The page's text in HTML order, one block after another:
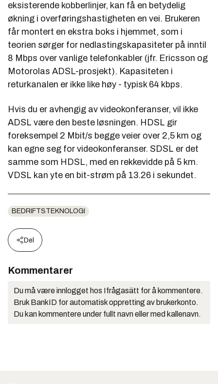
eksisterende kobberlinjer, kan få en betydelig
økning i overføringshastigheten en vei. Brukeren
får montert en ekstra boks i hjemmet, som i
teorien sørger for nedlastingskapasiteter på inntil
8 Mbps over vanlige telefonkabler (jfr. Ericsson og
Motorolas ADSL-prosjekt). Kapasiteten i
returkanalen er ikke like høy - typisk 64 kbps.
Hvis du er avhengig av videokonferanser, vil ikke
ADSL være den beste løsningen. HDSL gir
foreksempel 2 Mbit/s begge veier over 2,5 km og
kan egne seg for videokonferanser. SDSL er det
samme som HDSL, med en rekkevidde på 5 km.
VDSL kan yte en bit-strøm på 13.26 i sekundet.
BEDRIFTSTEKNOLOGI
Del
Kommentarer
Du må være innlogget hos Ifrågasätt for å kommentere.
Bruk BankID for automatisk oppretting av brukerkonto.
Du kan kommentere under fullt navn eller med kallenavn.